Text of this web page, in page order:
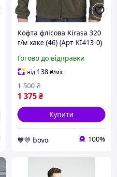
Кофта флісова Kirasa 320
г/м хаке (46) (Арт KI413-0)
Готово до відправки
від 138₴/міс
1 375₴
1 500 ₴
Купити
💙💛 bovo 100%